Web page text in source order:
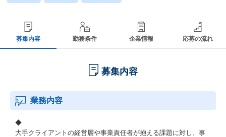
募集内容 勤務条件 企業情報 応募の流れ
募集内容
業務内容
◆
大手クライアントの経営層や事業責任者が抱える課題に対し、事